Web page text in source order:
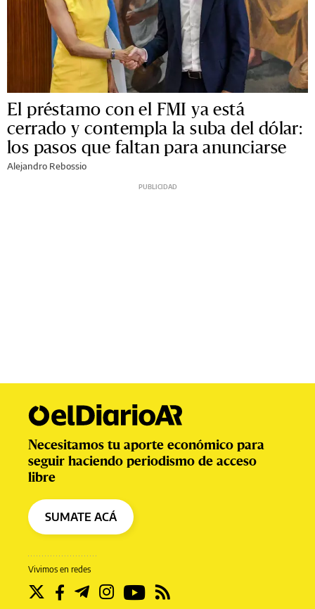
El préstamo con el FMI ya está
cerrado y contempla la suba del dólar:
los pasos que faltan para anunciarse
Alejandro Rebossio
Vivimos en redes
Necesitamos tu aporte económico para
seguir haciendo periodismo de acceso
libre
SUMATE ACÁ